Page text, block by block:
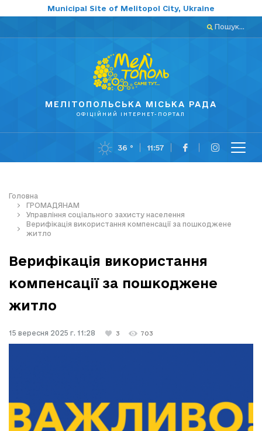
Municipal Site of Melitopol City, Ukraine
Пошук...
МЕЛІТОПОЛЬСЬКА МІСЬКА РАДА
ОФІЦІЙНИЙ ІНТЕРНЕТ-ПОРТАЛ
36 ° 11:57
Головна
ГРОМАДЯНАМ
Управління соціального захисту населення
Верифікація використання компенсації за пошкоджене
житло
Верифікація використання
компенсації за пошкоджене
житло
15 вересня 2025 г. 11:28 3 703